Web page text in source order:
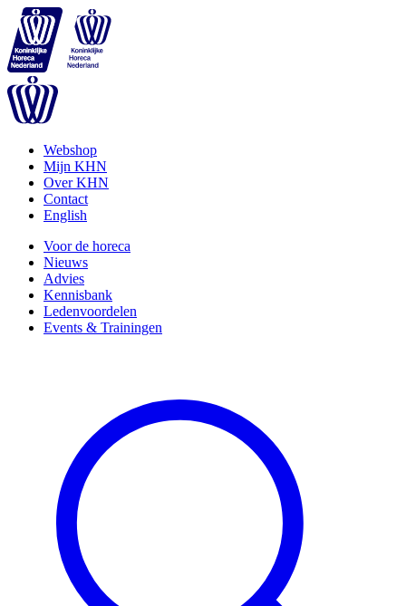
Webshop
Mijn KHN
Over KHN
Contact
English
Voor de horeca
Nieuws
Advies
Kennisbank
Ledenvoordelen
Events & Trainingen